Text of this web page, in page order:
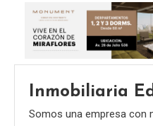
Inmobiliaria
Somos una empresa con